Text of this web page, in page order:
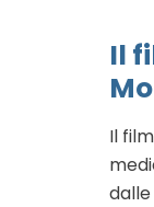
Il
Il